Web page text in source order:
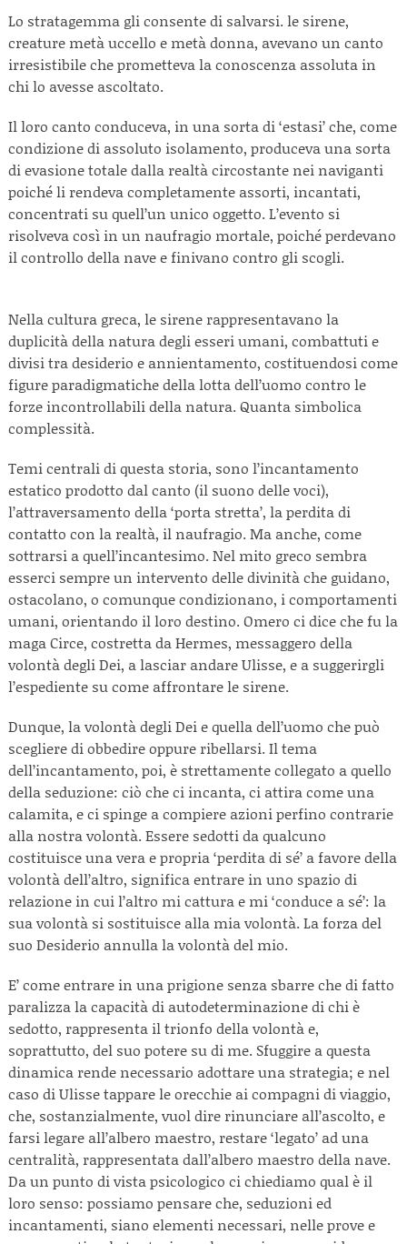
Lo stratagemma gli consente di salvarsi. le sirene,
creature metà uccello e metà donna, avevano un canto
irresistibile che prometteva la conoscenza assoluta in
chi lo avesse ascoltato.
Il loro canto conduceva, in una sorta di ‘estasi’ che, come
condizione di assoluto isolamento, produceva una sorta
di evasione totale dalla realtà circostante nei naviganti
poiché li rendeva completamente assorti, incantati,
concentrati su quell’un unico oggetto. L’evento si
risolveva così in un naufragio mortale, poiché perdevano
il controllo della nave e finivano contro gli scogli.
Nella cultura greca, le sirene rappresentavano la
duplicità della natura degli esseri umani, combattuti e
divisi tra desiderio e annientamento, costituendosi come
figure paradigmatiche della lotta dell’uomo contro le
forze incontrollabili della natura. Quanta simbolica
complessità.
Temi centrali di questa storia, sono l’incantamento
estatico prodotto dal canto (il suono delle voci),
l’attraversamento della ‘porta stretta’, la perdita di
contatto con la realtà, il naufragio. Ma anche, come
sottrarsi a quell’incantesimo. Nel mito greco sembra
esserci sempre un intervento delle divinità che guidano,
ostacolano, o comunque condizionano, i comportamenti
umani, orientando il loro destino. Omero ci dice che fu la
maga Circe, costretta da Hermes, messaggero della
volontà degli Dei, a lasciar andare Ulisse, e a suggerirgli
l’espediente su come affrontare le sirene.
Dunque, la volontà degli Dei e quella dell’uomo che può
scegliere di obbedire oppure ribellarsi. Il tema
dell’incantamento, poi, è strettamente collegato a quello
della seduzione: ciò che ci incanta, ci attira come una
calamita, e ci spinge a compiere azioni perfino contrarie
alla nostra volontà. Essere sedotti da qualcuno
costituisce una vera e propria ‘perdita di sé’ a favore della
volontà dell’altro, significa entrare in uno spazio di
relazione in cui l’altro mi cattura e mi ‘conduce a sé’: la
sua volontà si sostituisce alla mia volontà. La forza del
suo Desiderio annulla la volontà del mio.
E’ come entrare in una prigione senza sbarre che di fatto
paralizza la capacità di autodeterminazione di chi è
sedotto, rappresenta il trionfo della volontà e,
soprattutto, del suo potere su di me. Sfuggire a questa
dinamica rende necessario adottare una strategia; e nel
caso di Ulisse tappare le orecchie ai compagni di viaggio,
che, sostanzialmente, vuol dire rinunciare all’ascolto, e
farsi legare all’albero maestro, restare ‘legato’ ad una
centralità, rappresentata dall’albero maestro della nave.
Da un punto di vista psicologico ci chiediamo qual è il
loro senso: possiamo pensare che, seduzioni ed
incantamenti, siano elementi necessari, nelle prove e